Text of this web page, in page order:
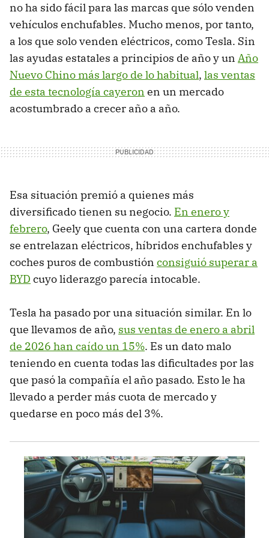
no ha sido fácil para las marcas que sólo venden
vehículos enchufables. Mucho menos, por tanto,
a los que solo venden eléctricos, como Tesla. Sin
las ayudas estatales a principios de año y un Año
Nuevo Chino más largo de lo habitual, las ventas
de esta tecnología cayeron en un mercado
acostumbrado a crecer año a año.
Esa situación premió a quienes más
diversificado tienen su negocio. En enero y
febrero, Geely que cuenta con una cartera donde
se entrelazan eléctricos, híbridos enchufables y
coches puros de combustión consiguió superar a
BYD cuyo liderazgo parecía intocable.
Tesla ha pasado por una situación similar. En lo
que llevamos de año, sus ventas de enero a abril
de 2026 han caído un 15%. Es un dato malo
teniendo en cuenta todas las dificultades por las
que pasó la compañía el año pasado. Esto le ha
llevado a perder más cuota de mercado y
quedarse en poco más del 3%.